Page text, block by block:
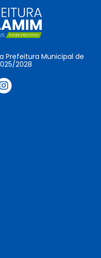
Prefeitura Municipal de
2028